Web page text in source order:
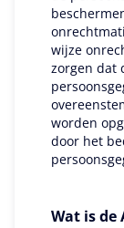
wijze
zorgen dat
worden
door het
Wat is de